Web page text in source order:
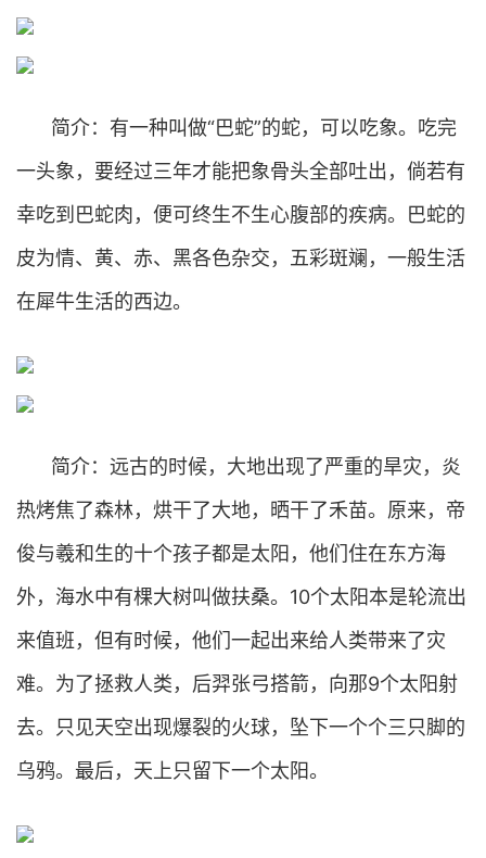
简介：有一种叫做“巴蛇”的蛇，可以吃象。吃完
一头象，要经过三年才能把象骨头全部吐出，倘若有
幸吃到巴蛇肉，便可终生不生心腹部的疾病。巴蛇的
皮为情、黄、赤、黑各色杂交，五彩斑斓，一般生活
在犀牛生活的西边。
简介：远古的时候，大地出现了严重的旱灾，炎
热烤焦了森林，烘干了大地，晒干了禾苗。原来，帝
俊与羲和生的十个孩子都是太阳，他们住在东方海
外，海水中有棵大树叫做扶桑。10个太阳本是轮流出
来值班，但有时候，他们一起出来给人类带来了灾
难。为了拯救人类，后羿张弓搭箭，向那9个太阳射
去。只见天空出现爆裂的火球，坠下一个个三只脚的
乌鸦。最后，天上只留下一个太阳。